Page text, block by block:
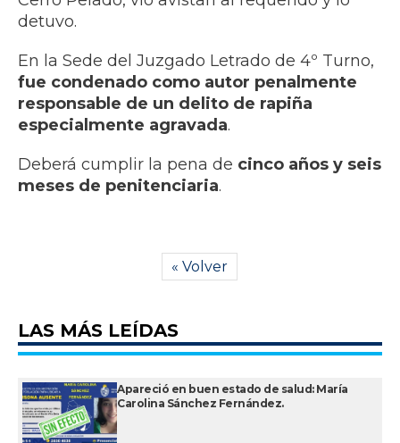
detuvo.
En la Sede del Juzgado Letrado de 4º Turno,
fue condenado como autor penalmente
responsable de un delito de rapiña
especialmente agravada.
Deberá cumplir la pena de cinco años y seis
meses de penitenciaria.
« Volver
LAS MÁS LEÍDAS
Apareció en buen estado de salud: María
Carolina Sánchez Fernández.